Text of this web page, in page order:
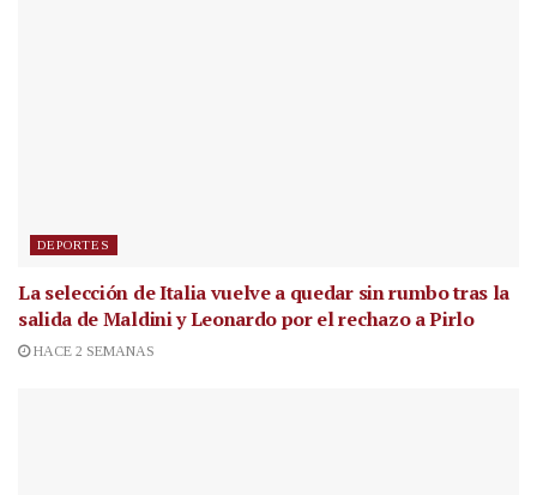
DEPORTES
La selección de Italia vuelve a quedar sin rumbo tras la
salida de Maldini y Leonardo por el rechazo a Pirlo
HACE 2 SEMANAS